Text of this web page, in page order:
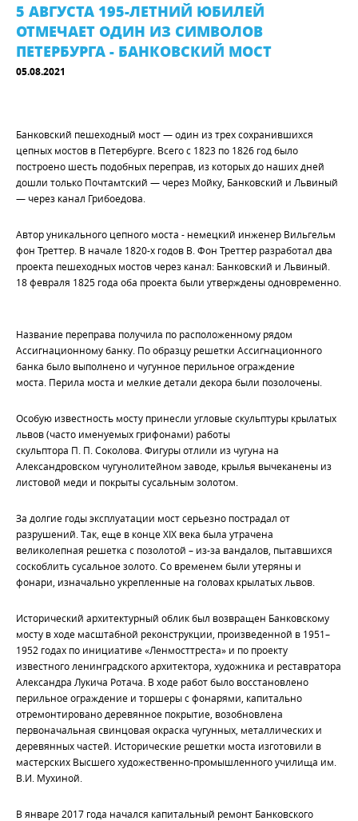
5 АВГУСТА 195-ЛЕТНИЙ ЮБИЛЕЙ
ОТМЕЧАЕТ ОДИН ИЗ СИМВОЛОВ
ПЕТЕРБУРГА - БАНКОВСКИЙ МОСТ
05.08.2021
Банковский пешеходный мост — один из трех сохранившихся
цепных мостов в Петербурге. Всего с 1823 по 1826 год было
построено шесть подобных переправ, из которых до наших дней
дошли только Почтамтский — через Мойку, Банковский и Львиный
— через канал Грибоедова.
Автор уникального цепного моста - немецкий инженер Вильгельм
фон Треттер. В начале 1820-х годов В. Фон Треттер разработал два
проекта пешеходных мостов через канал: Банковский и Львиный.
18 февраля 1825 года оба проекта были утверждены одновременно.
Название переправа получила по расположенному рядом
Ассигнационному банку. По образцу решетки Ассигнационного
банка было выполнено и чугунное перильное ограждение
моста. Перила моста и мелкие детали декора были позолочены.
Особую известность мосту принесли угловые скульптуры крылатых
львов (часто именуемых грифонами) работы
скульптора П. П. Соколова. Фигуры отлили из чугуна на
Александровском чугунолитейном заводе, крылья вычеканены из
листовой меди и покрыты сусальным золотом.
За долгие годы эксплуатации мост серьезно пострадал от
разрушений. Так, еще в конце XIХ века была утрачена
великолепная решетка с позолотой – из-за вандалов, пытавшихся
соскоблить сусальное золото. Со временем были утеряны и
фонари, изначально укрепленные на головах крылатых львов.
Исторический архитектурный облик был возвращен Банковскому
мосту в ходе масштабной реконструкции, произведенной в 1951–
1952 годах по инициативе «Ленмосттреста» и по проекту
известного ленинградского архитектора, художника и реставратора
Александра Лукича Ротача. В ходе работ было восстановлено
перильное ограждение и торшеры с фонарями, капитально
отремонтировано деревянное покрытие, возобновлена
первоначальная свинцовая окраска чугунных, металлических и
деревянных частей. Исторические решетки моста изготовили в
мастерских Высшего художественно-промышленного училища им.
В.И. Мухиной.
В январе 2017 года начался капитальный ремонт Банковского